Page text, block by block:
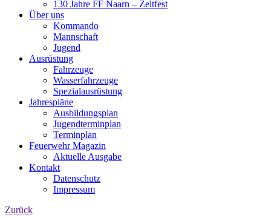
130 Jahre FF Naarn – Zeltfest
Über uns
Kommando
Mannschaft
Jugend
Ausrüstung
Fahrzeuge
Wasserfahrzeuge
Spezialausrüstung
Jahrespläne
Ausbildungsplan
Jugendterminplan
Terminplan
Feuerwehr Magazin
Aktuelle Ausgabe
Kontakt
Datenschutz
Impressum
Zurück